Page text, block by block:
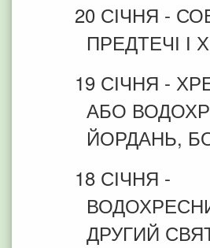
20 СІЧНЯ -
ПРЕДТЕЧІ І
19 СІЧНЯ -
АБО
ЙОРДАНЬ,
18 СІЧНЯ -
ДРУГИЙ